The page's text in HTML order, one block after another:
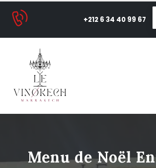
+212 6 34 40 99 67
Menu de Noël